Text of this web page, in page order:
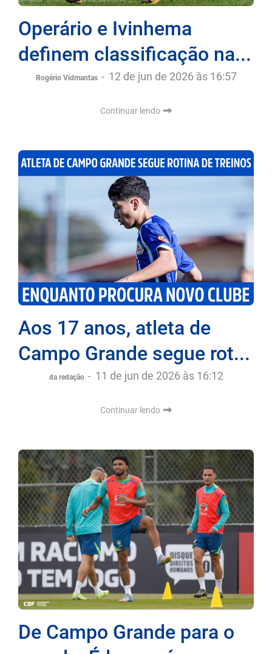
Operário e Ivinhema
definem classificação na...
Rogério Vidmantas - 12 de jun de 2026 às 16:57
Continuar lendo
Aos 17 anos, atleta de
Campo Grande segue rot...
da redação - 11 de jun de 2026 às 16:12
Continuar lendo
De Campo Grande para o